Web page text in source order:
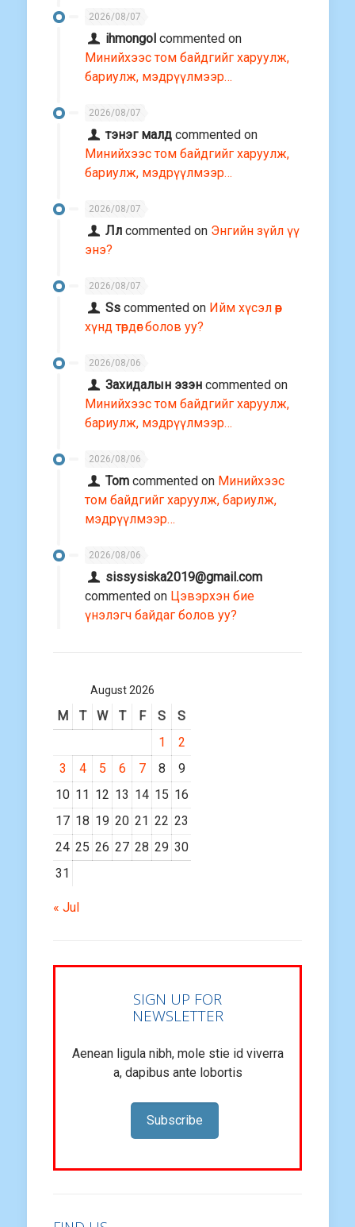
2026/08/07
ihmongol commented on
Минийхээс том байдгийг харуулж,
бариулж, мэдрүүлмээр…
2026/08/07
тэнэг малд commented on
Минийхээс том байдгийг харуулж,
бариулж, мэдрүүлмээр…
2026/08/07
Лл commented on Энгийн зүйл үү
энэ?
2026/08/07
Ss commented on Ийм хүсэл өөр
хүнд төрдөг болов уу?
2026/08/06
Захидалын эзэн commented on
Минийхээс том байдгийг харуулж,
бариулж, мэдрүүлмээр…
2026/08/06
Tom commented on Минийхээс
том байдгийг харуулж, бариулж,
мэдрүүлмээр…
2026/08/06
sissysiska2019@gmail.com
commented on Цэвэрхэн бие
үнэлэгч байдаг болов уу?
August 2026
M T W T F S
S
1
2
3
4 5 6 7 8
9
10 11 12 13 14 15 16
17 18 19 20 21 22 23
24 25 26 27 28 29 30
31
« Jul
SIGN UP FOR
NEWSLETTER
Aenean ligula nibh, mole stie id viverra
a, dapibus ante lobortis
Subscribe